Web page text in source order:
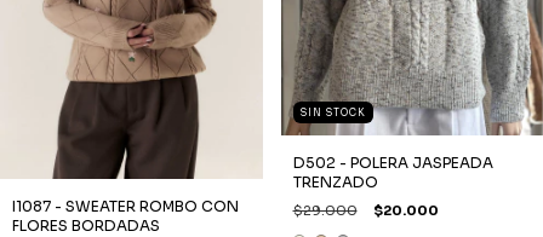
I1087 - SWEATER ROMBO CON
FLORES BORDADAS
SIN STOCK
D502 - POLERA JASPEADA
TRENZADO
$29.000 $20.000